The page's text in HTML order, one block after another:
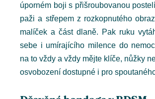
úporném boji s přišroubovanou
paži a střepem z rozkopnutého
malíček a část dlaně. Pak ruku
sebe i umírajícího milence do
na to vždy a vždy mějte klíče, nůžky
osvobození dostupné i pro